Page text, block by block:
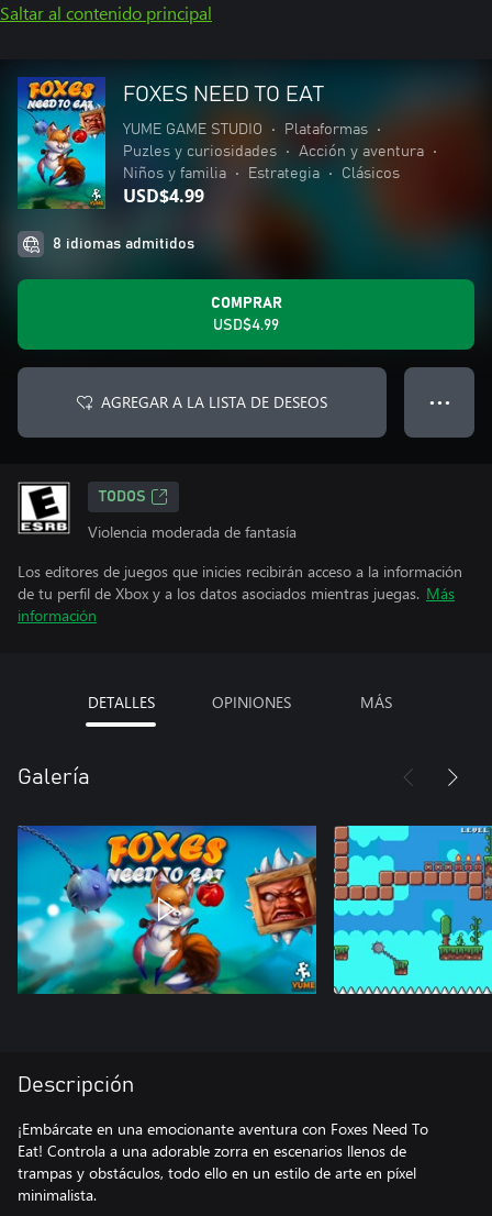
Saltar al contenido principal
FOXES NEED TO EAT
YUME GAME STUDIO • Plataformas
•
Puzles y curiosidades
• Acción y aventura
•
Niños y familia
• Estrategia • Clásicos
USD$4.99
8 idiomas admitidos
COMPRAR
USD$4.99
AGREGAR A LA LISTA DE DESEOS ● ● ●
TODOS
Violencia moderada de fantasía
Los editores de juegos que inicies recibirán acceso a la información
de tu perfil de Xbox y a los datos asociados mientras juegas. Más
información
DETALLES OPINIONES MÁS
Galería
Descripción
¡Embárcate en una emocionante aventura con Foxes Need To
Eat! Controla a una adorable zorra en escenarios llenos de
trampas y obstáculos, todo ello en un estilo de arte en píxel
minimalista.